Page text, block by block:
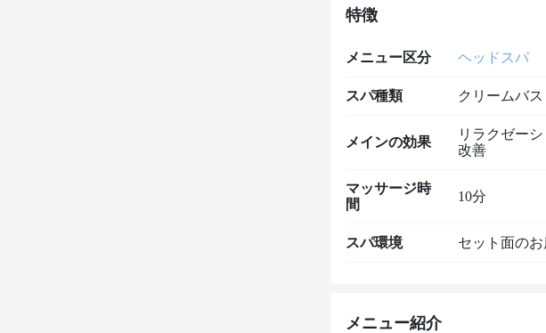
特徴
メニュー区分 ヘッドスパ
スパ種類 クリームバス
メインの効果
リラクゼー
改善
マッサージ時
間
10分
スパ環境 セット面のお
メニュー紹介